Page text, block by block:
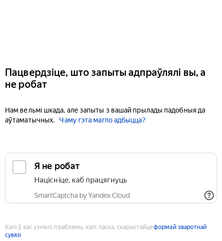
Пацвердзіце, што запыты адпраўлялі вы, а
не робат
Нам вельмі шкада, але запыты з вашай прылады падобныя да
аўтаматычных.
Чаму гэта магло адбыцца?
Я не робат
Націсніце, каб працягнуць
SmartCaptcha by Yandex Cloud
Калі ў вас узніклі праблемы, калі ласка, скарыстайцеформай зваротнай
сувязі